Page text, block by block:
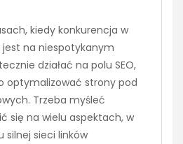
kiedy konkurencja w
na niespotykanym
działać na polu SEO,
optymalizować strony pod
Trzeba myśleć
się na wielu aspektach, w
silnej sieci linków